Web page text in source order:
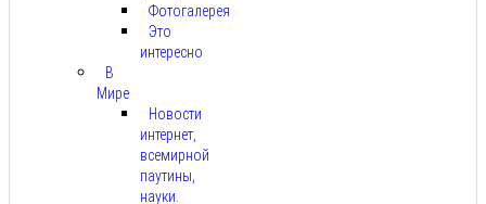
Фотогалерея
Это
интересно
В
Мире
Новости
интернет,
всемирной
паутины,
науки.